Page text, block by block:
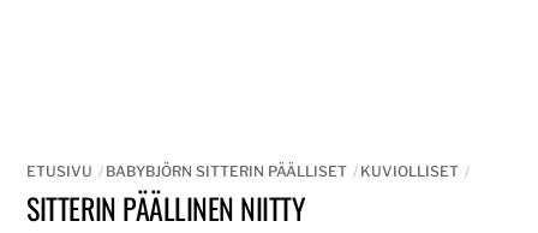
ETUSIVU BABYBJÖRN SITTERIN PÄÄLLISET KUVIOLLISET
SITTERIN PÄÄLLINEN NIITTY